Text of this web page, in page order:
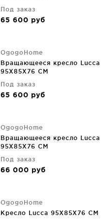
Под заказ
65 600 руб
OgogoHome
Вращающееся кресло Lucca
95X85X76 CM
Под заказ
65 600 руб
OgogoHome
Вращающееся кресло Lucca
95X85X76 CM
Под заказ
66 000 руб
OgogoHome
Кресло Lucca 95X85X76 CM